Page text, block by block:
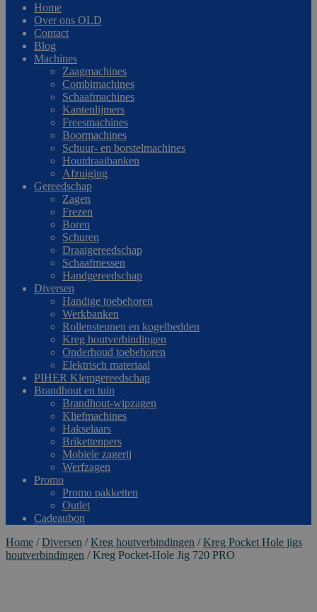
Home
Over ons OLD
Contact
Blog
Machines
Zaagmachines
Combimachines
Schaafmachines
Kantenlijmers
Freesmachines
Boormachines
Schuur- en borstelmachines
Houtdraaibanken
Afzuiging
Gereedschap
Zagen
Frezen
Boren
Schuren
Draaigereedschap
Schaafmessen
Handgereedschap
Diversen
Handige toebehoren
Werkbanken
Rollensteunen en kogelbedden
Kreg houtverbindingen
Onderhoud toebehoren
Elektrisch materiaal
PIHER Klemgereedschap
Brandhout en tuin
Brandhout-wipzagen
Kliefmachines
Hakselaars
Brikettenpers
Mobiele zagerij
Werfzagen
Promo
Promo pakketten
Outlet
Cadeaubon
Home /Diversen /Kreg houtverbindingen /Kreg Pocket Hole jigs
houtverbindingen /Kreg Pocket-Hole Jig 720 PRO